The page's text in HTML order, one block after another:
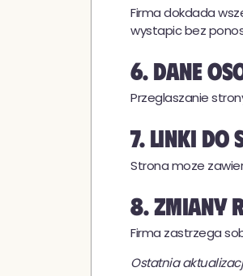
Firma dokdada
wystapic bez
6. Dane
Przeglaszanie
7. Linki
Strona moze
8. Zmiany
Firma zastrzega
Ostatnia